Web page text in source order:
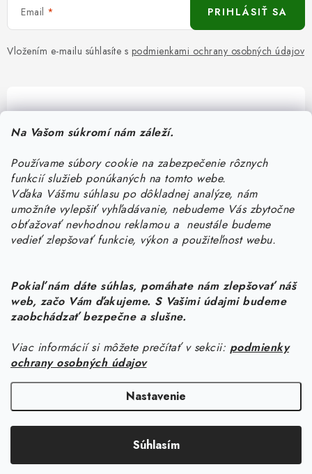
Na Vašom súkromí nám záleží.
Používame súbory cookie na zabezpečenie rôznych
funkcií služieb ponúkaných na tomto webe.
Vďaka Vášmu súhlasu po dôkladnej analýze, nám
umožníte vylepšiť vyhľadávanie, nebudeme Vás zbytočne
obťažovať nevhodnou reklamou a neustále budeme
vedieť zlepšovať funkcie, výkon a použiteľnost webu.
Pokiaľ nám dáte súhlas, pomáhate nám zlepšovať náš
web, začo Vám ďakujeme. S Vašimi údajmi budeme
zaobchádzať bezpečne a slušne.
Viac informácií si môžete prečítať v sekcii: podmienky
ochrany osobných údajov
Nastavenie
Súhlasím
Email
Vložením e-mailu súhlasíte s podmienkami ochrany osobných údajov
PRIHLÁSIŤ SA
Pomôžeme vám s výberom
Potrebujete s niečím poradiť? Sme tu pre vás!
objednavky@kurin.sk
0950456469
Informácie pre vás
Náš príbeh od začiatku
Doprava
Kontakt
Blog
Facebook
Copyright 2026KURIN.SK. Všetky práva vyhradené.Upraviť nastavenie
cookies